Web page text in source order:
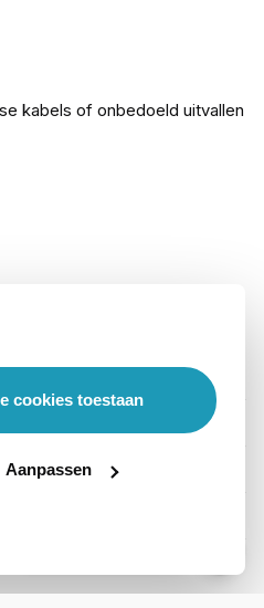
cookies toestaan
Aanpassen
kabels of onbedoeld uitvallen